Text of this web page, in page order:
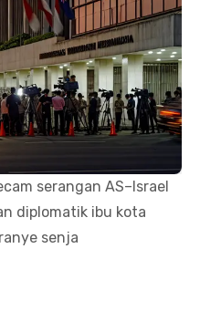
serangan AS–Israel
diplomatik ibu kota
senja